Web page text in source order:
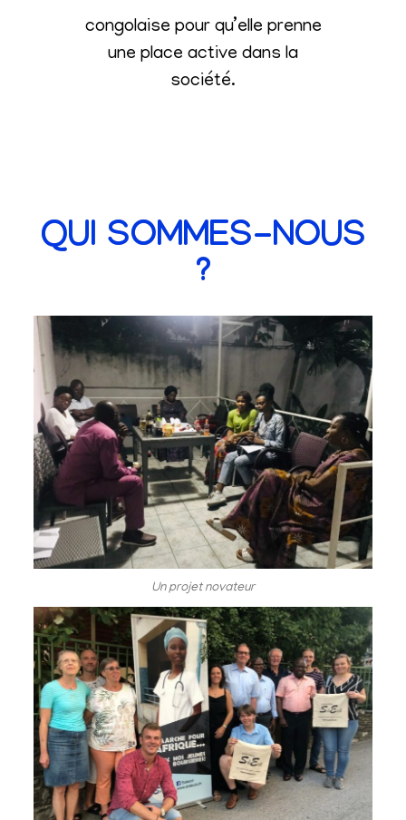
congolaise pour qu’elle prenne
une place active dans la
société.
QUI SOMMES-NOUS
?
Un projet novateur